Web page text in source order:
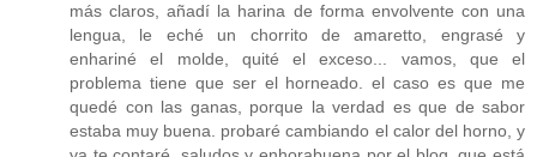
más claros, añadí la harina de forma envolvente con una
lengua, le eché un chorrito de amaretto, engrasé y
enhariné el molde, quité el exceso... vamos, que el
problema tiene que ser el horneado. el caso es que me
quedé con las ganas, porque la verdad es que de sabor
estaba muy buena. probaré cambiando el calor del horno, y